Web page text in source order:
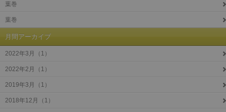
葉巻
葉巻
月間アーカイブ
2022年3月（1）
2022年2月（1）
2019年3月（1）
2018年12月（1）